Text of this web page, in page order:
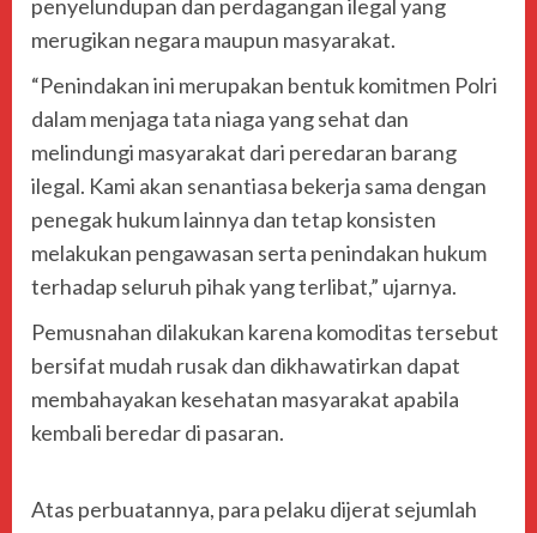
penyelundupan dan perdagangan ilegal yang
merugikan negara maupun masyarakat.
“Penindakan ini merupakan bentuk komitmen Polri
dalam menjaga tata niaga yang sehat dan
melindungi masyarakat dari peredaran barang
ilegal. Kami akan senantiasa bekerja sama dengan
penegak hukum lainnya dan tetap konsisten
melakukan pengawasan serta penindakan hukum
terhadap seluruh pihak yang terlibat,” ujarnya.
Pemusnahan dilakukan karena komoditas tersebut
bersifat mudah rusak dan dikhawatirkan dapat
membahayakan kesehatan masyarakat apabila
kembali beredar di pasaran.
Atas perbuatannya, para pelaku dijerat sejumlah